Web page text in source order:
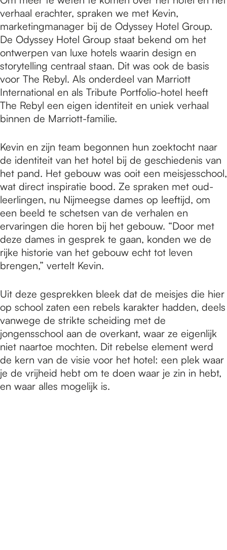
verhaal erachter, spraken we met Kevin,
marketingmanager bij de Odyssey Hotel Group.
De Odyssey Hotel Group staat bekend om het
ontwerpen van luxe hotels waarin design en
storytelling centraal staan. Dit was ook de basis
voor The Rebyl. Als onderdeel van Marriott
International en als Tribute Portfolio-hotel heeft
The Rebyl een eigen identiteit en uniek verhaal
binnen de Marriott-familie.
Kevin en zijn team begonnen hun zoektocht naar
de identiteit van het hotel bij de geschiedenis van
het pand. Het gebouw was ooit een meisjesschool,
wat direct inspiratie bood. Ze spraken met oud-
leerlingen, nu Nijmeegse dames op leeftijd, om
een beeld te schetsen van de verhalen en
ervaringen die horen bij het gebouw. “Door met
deze dames in gesprek te gaan, konden we de
rijke historie van het gebouw echt tot leven
brengen,” vertelt Kevin.
Uit deze gesprekken bleek dat de meisjes die hier
op school zaten een rebels karakter hadden, deels
vanwege de strikte scheiding met de
jongensschool aan de overkant, waar ze eigenlijk
niet naartoe mochten. Dit rebelse element werd
de kern van de visie voor het hotel: een plek waar
je de vrijheid hebt om te doen waar je zin in hebt,
en waar alles mogelijk is.